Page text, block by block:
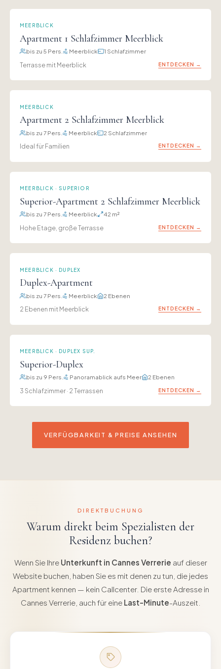
MEERBLICK
Apartment 1 Schlafzimmer Meerblick
bis zu 5 Pers. Meerblick 1 Schlafzimmer
Terrasse mit Meerblick ENTDECKEN →
MEERBLICK
Apartment 2 Schlafzimmer Meerblick
bis zu 7 Pers. Meerblick 2 Schlafzimmer
Ideal für Familien ENTDECKEN →
MEERBLICK · SUPERIOR
Superior-Apartment 2 Schlafzimmer Meerblick
bis zu 7 Pers. Meerblick 42 m²
Hohe Etage, große Terrasse ENTDECKEN →
MEERBLICK · DUPLEX
Duplex-Apartment
bis zu 7 Pers. Meerblick 2 Ebenen
2 Ebenen mit Meerblick ENTDECKEN →
MEERBLICK · DUPLEX SUP.
Superior-Duplex
bis zu 9 Pers. Panoramablick aufs Meer 2 Ebenen
3 Schlafzimmer · 2 Terrassen ENTDECKEN →
VERFÜGBARKEIT & PREISE ANSEHEN
DIREKTBUCHUNG
Warum direkt beim Spezialisten der
Residenz buchen?
Wenn Sie Ihre Unterkunft in Cannes Verrerie auf dieser
Website buchen, haben Sie es mit denen zu tun, die jedes
Apartment kennen — kein Callcenter. Die erste Adresse in
Cannes Verrerie, auch für eine Last-Minute-Auszeit.